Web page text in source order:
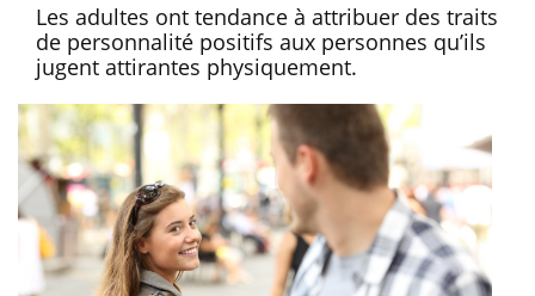
Les adultes ont tendance à attribuer des traits
de personnalité positifs aux personnes qu’ils
jugent attirantes physiquement.